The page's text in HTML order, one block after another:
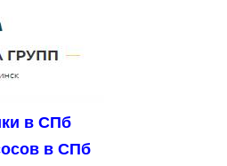
в СПб
в СПб